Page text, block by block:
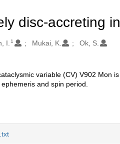
disc-accreting
I. 1 Mukai, K. Ok, S.
variable (CV) V902 Mon
and spin period.